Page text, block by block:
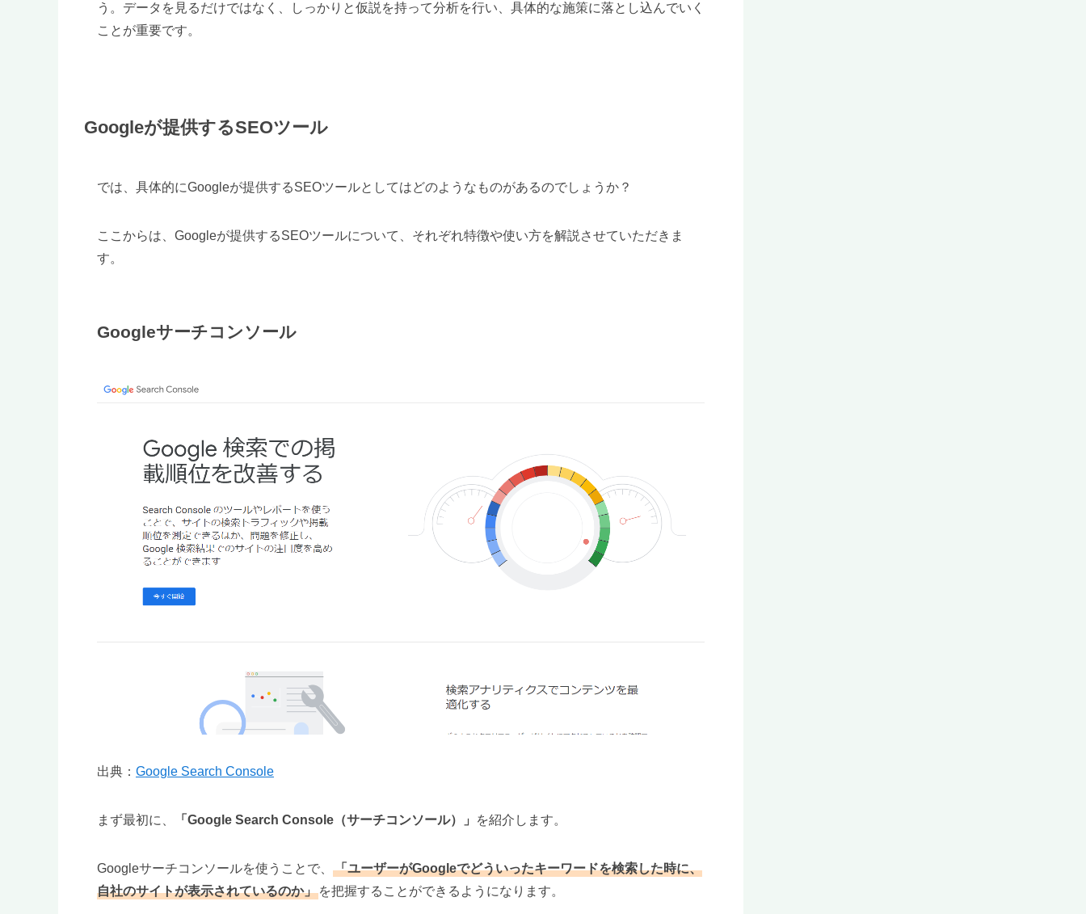
う。データを見るだけではなく、しっかりと仮説を持って分析を行い、具体的な施策に落とし込んでいく
ことが重要です。
Googleが提供するSEOツール
では、具体的にGoogleが提供するSEOツールとしてはどのようなものがあるのでしょうか？
ここからは、Googleが提供するSEOツールについて、それぞれ特徴や使い方を解説させていただきま
す。
Googleサーチコンソール
出典： Google Search Console
まず最初に、 「Google Search Console（サーチコンソール）」 を紹介します。
Googleサーチコンソールを使うことで、
「ユーザーがGoogleでどういったキーワードを検索した時に、
自社のサイトが表示されているのか」 を把握することができるようになります。